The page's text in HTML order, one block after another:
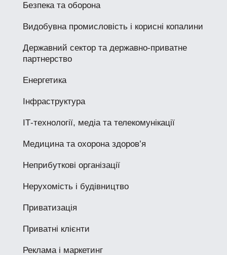
Безпека та оборона
Видобувна промисловість і корисні копалини
Державний сектор та державно-приватне
партнерство
Енергетика
Інфраструктура
ІТ-технології, медіа та телекомунікації
Медицина та охорона здоров’я
Неприбуткові організації
Нерухомість і будівництво
Приватизація
Приватні клієнти
Реклама і маркетинг